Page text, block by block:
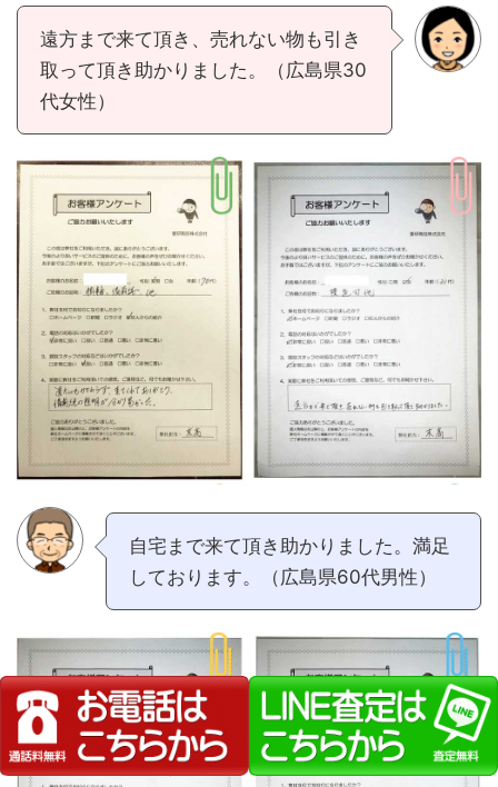
遠方まで来て頂き、売れない物も引き
取って頂き助かりました。（広島県30
代女性）
自宅まで来て頂き助かりました。満足
しております。（広島県60代男性）